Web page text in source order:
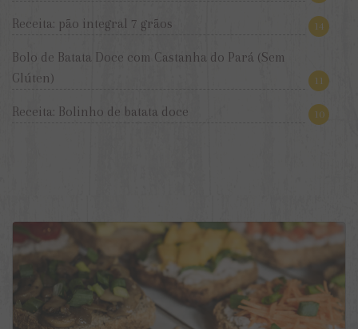
Receita: pão integral 7 grãos 14
Bolo de Batata Doce com Castanha do Pará (Sem
Glúten)
11
Receita: Bolinho de batata doce 10